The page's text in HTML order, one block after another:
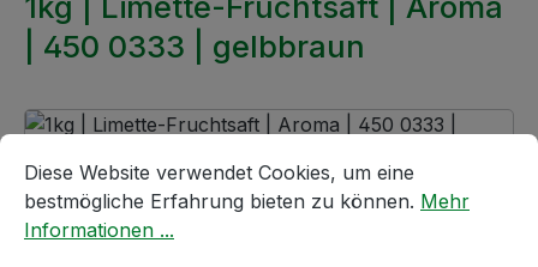
| 450 0333 | gelbbraun
Bildergalerie überspringen
Cookie-Voreinstellungen
Diese Website verwendet Cookies, um eine bestmögliche
Diese Website verwendet Cookies, um eine
bestmögliche Erfahrung bieten zu können. Mehr
Informationen ...